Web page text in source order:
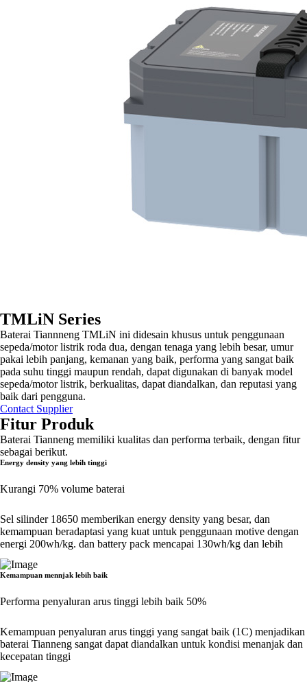
TMLiN Series
Baterai Tiannneng TMLiN ini didesain khusus untuk penggunaan
sepeda/motor listrik roda dua, dengan tenaga yang lebih besar, umur
pakai lebih panjang, kemanan yang baik, performa yang sangat baik
pada suhu tinggi maupun rendah, dapat digunakan di banyak model
sepeda/motor listrik, berkualitas, dapat diandalkan, dan reputasi yang
baik dari pengguna.
Contact Supplier
Fitur Produk
Baterai Tianneng memiliki kualitas dan performa terbaik, dengan fitur
sebagai berikut.
Energy density yang lebih tinggi
Kurangi 70% volume baterai
Sel silinder 18650 memberikan energy density yang besar, dan
kemampuan beradaptasi yang kuat untuk penggunaan motive dengan
energi 200wh/kg. dan battery pack mencapai 130wh/kg dan lebih
Kemampuan mennjak lebih baik
Performa penyaluran arus tinggi lebih baik 50%
Kemampuan penyaluran arus tinggi yang sangat baik (1C) menjadikan
baterai Tianneng sangat dapat diandalkan untuk kondisi menanjak dan
kecepatan tinggi